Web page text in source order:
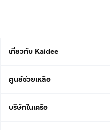
เกี่ยวกับ Kaidee
ศูนย์ช่วยเหลือ
บริษัทในเครือ